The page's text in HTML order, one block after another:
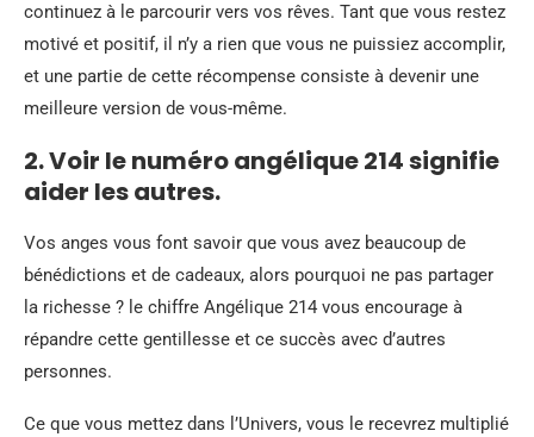
continuez à le parcourir vers vos rêves. Tant que vous restez
motivé et positif, il n’y a rien que vous ne puissiez accomplir,
et une partie de cette récompense consiste à devenir une
meilleure version de vous-même.
2. Voir le numéro angélique 214 signifie
aider les autres.
Vos anges vous font savoir que vous avez beaucoup de
bénédictions et de cadeaux, alors pourquoi ne pas partager
la richesse ? le chiffre Angélique 214 vous encourage à
répandre cette gentillesse et ce succès avec d’autres
personnes.
Ce que vous mettez dans l’Univers, vous le recevrez multiplié